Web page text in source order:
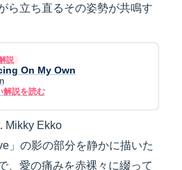
ら立ち直るその姿勢が共鳴す
説
On My Own
解説を読む
Mikky Ekko
」の影の部分を静かに描いた
、愛の痛みを赤裸々に綴って